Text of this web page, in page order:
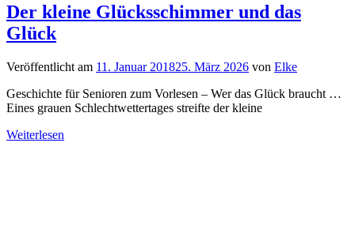
Der kleine Glücksschimmer und das
Glück
Veröffentlicht am 11. Januar 201825. März 2026 von Elke
Geschichte für Senioren zum Vorlesen – Wer das Glück braucht …
Eines grauen Schlechtwettertages streifte der kleine
Weiterlesen